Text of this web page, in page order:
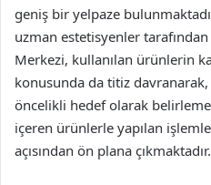
geniş bir yelpaze
uzman estetisyenler
Merkezi, kullanılan ürünlerin
konusunda da titiz davranarak,
öncelikli hedef olarak
içeren ürünlerle yapılan
açısından ön plana çıkmaktadır.